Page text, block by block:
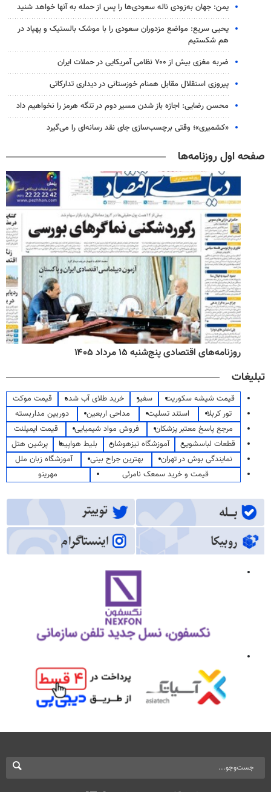
یمن: جهان به‌زودی ناله سعودی‌ها را پس از حمله به آنها خواهد شنید
یحیی سریع: مواضع مزدوران سعودی را با موشک بالستیک و پهپاد در
هم شکستیم
ضربه مغزی بیش از ۷۰۰ نظامی آمریکایی در حملات ایران
پیروزی استقلال مقابل همنام خوزستانی در دیداری تدارکاتی
محسن رضایی: اجازه باز شدن مسیر دوم در تنگه هرمز را نخواهیم داد
«کشمیری»؛ وقتی برچسب‌سازی جای نقد رسانه‌ای را می‌گیرد
صفحه اول روزنامه‌ها
روزنامه‌های اقتصادی پنج‌شنبه ۱۵ مرداد ۱۴۰۵
تبلیغات
قیمت شیشه سکوریت سفیر خرید طلای آب شده
قیمت موکت
تور کربلا
استند تسلیت مداحی اربعین
دوربین مداربسته
مرجع پاسخ معتبر پزشکان
فروش مواد شیمیایی
قیمت ایمپلنت
قطعات لباسشویی
آموزشگاه تیزهوشان بلیط هواپیما
پرشین هتل
نمایندگی بوش در تهران
بهترین جراح بینی
آموزشگاه زبان ملل
قیمت و خرید سمعک نامرئی
مهرینو